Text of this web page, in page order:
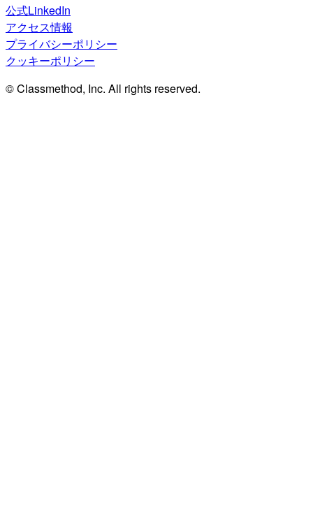
公式LinkedIn
アクセス情報
プライバシーポリシー
クッキーポリシー
© Classmethod, Inc. All rights reserved.